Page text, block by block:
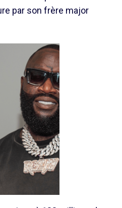
par son frère major